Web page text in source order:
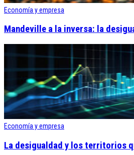
Economía y empresa
Mandeville a la inversa: la
Economía y empresa
La desigualdad y los territorios